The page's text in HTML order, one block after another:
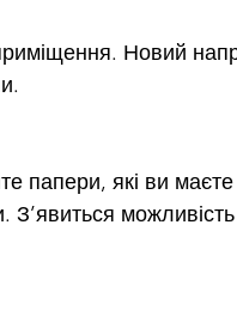
Новий
папери, які ви